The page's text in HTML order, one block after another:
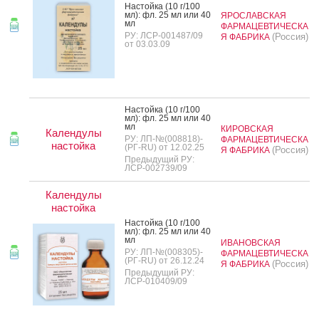
Нас­той­ка (10 г/100
мл): фл. 25 мл или 40
мл
РУ: ЛСР-001487/09
от 03.03.09
ЯРОСЛАВСКАЯ
ФАРМАЦЕВТИЧЕСКА
Я ФАБРИКА (Россия)
Календулы
настойка
Нас­той­ка (10 г/100
мл): фл. 25 мл или 40
мл
РУ: ЛП-№(008818)-
(РГ-RU) от 12.02.25
Предыдущий РУ:
ЛСР-002739/09
КИРОВСКАЯ
ФАРМАЦЕВТИЧЕСКА
Я ФАБРИКА (Россия)
Календулы
настойка
Нас­той­ка (10 г/100
мл): фл. 25 мл или 40
мл
РУ: ЛП-№(008305)-
(РГ-RU) от 26.12.24
Предыдущий РУ:
ЛСР-010409/09
ИВАНОВСКАЯ
ФАРМАЦЕВТИЧЕСКА
Я ФАБРИКА (Россия)